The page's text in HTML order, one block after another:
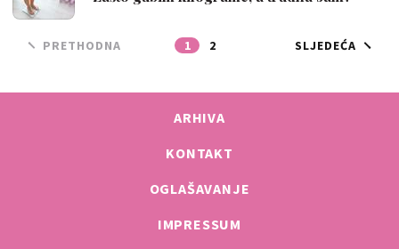
PRETHODNA 1 2 SLJEDEĆA
ARHIVA
KONTAKT
OGLAŠAVANJE
IMPRESSUM